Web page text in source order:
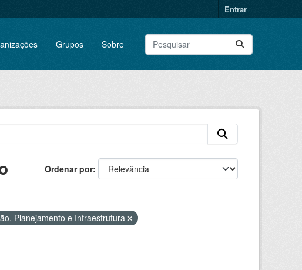
Entrar
Grupos Sobre
Ordenar por
Planejamento e Infraestrutura